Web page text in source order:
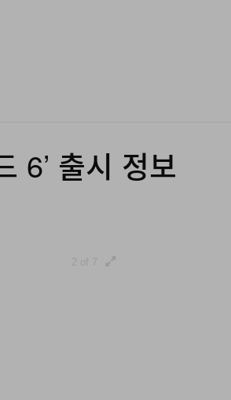
6’ 출시 정보